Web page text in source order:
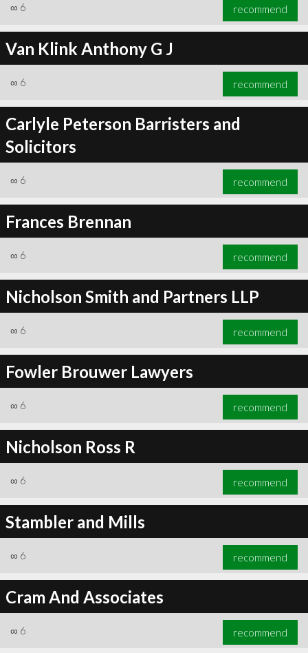
∞ 6 recommend
Van Klink Anthony G J
∞ 6 recommend
Carlyle Peterson Barristers and
Solicitors
∞ 6 recommend
Frances Brennan
∞ 6 recommend
Nicholson Smith and Partners LLP
∞ 6 recommend
Fowler Brouwer Lawyers
∞ 6 recommend
Nicholson Ross R
∞ 6 recommend
Stambler and Mills
∞ 6 recommend
Cram And Associates
∞ 6 recommend